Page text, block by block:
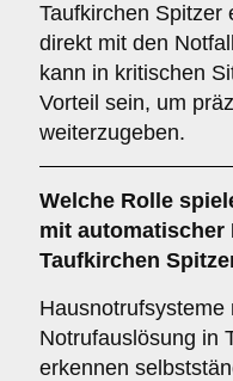
Taufkirchen Spitzer
direkt mit den
kann in kritischen
Vorteil sein, um
weiterzugeben.
Welche Rolle
mit
Taufkirchen
Notrufauslösung in
erkennen